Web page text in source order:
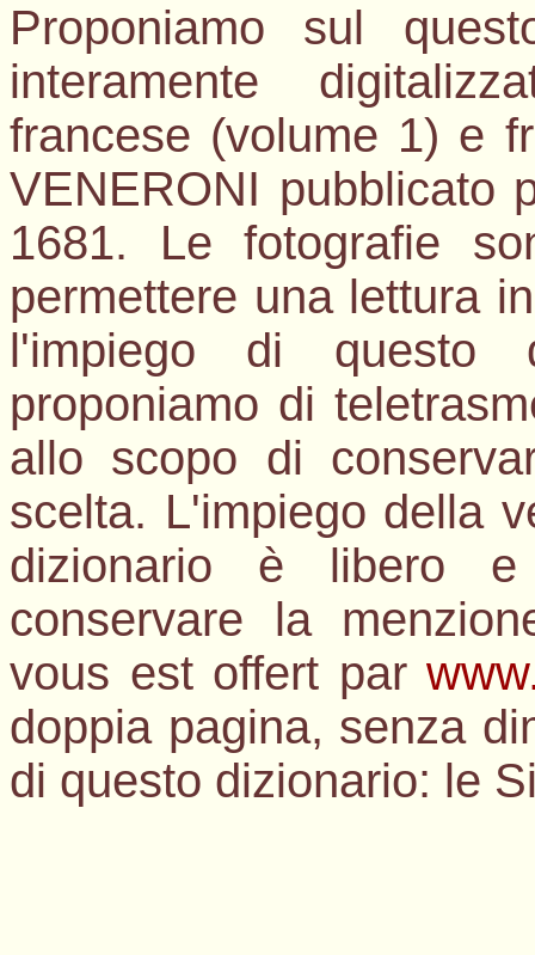
Proponiamo sul
interamente
francese (volume 1) e
VENERONI pubblicato
1681. Le fotografie
permettere una lettura
l'impiego di questo
proponiamo di
allo scopo di
scelta. L'impiego della
dizionario è libero
conservare la
vous est offert par
doppia pagina, senza
di questo dizionario: le